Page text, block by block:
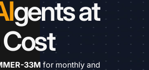
gents at
33M for monthly and